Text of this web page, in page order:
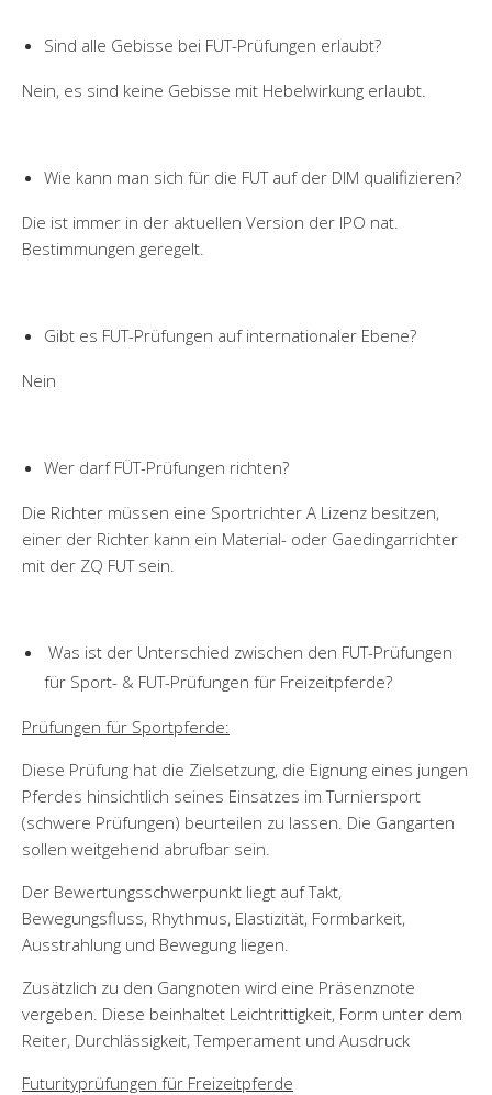
Sind alle Gebisse bei FUT-Prüfungen erlaubt?
Nein, es sind keine Gebisse mit Hebelwirkung erlaubt.
Wie kann man sich für die FUT auf der DIM qualifizieren?
Die ist immer in der aktuellen Version der IPO nat.
Bestimmungen geregelt.
Gibt es FUT-Prüfungen auf internationaler Ebene?
Nein
Wer darf FÜT-Prüfungen richten?
Die Richter müssen eine Sportrichter A Lizenz besitzen,
einer der Richter kann ein Material- oder Gaedingarrichter
mit der ZQ FUT sein.
Was ist der Unterschied zwischen den FUT-Prüfungen
für Sport- & FUT-Prüfungen für Freizeitpferde?
Prüfungen für Sportpferde:
Diese Prüfung hat die Zielsetzung, die Eignung eines jungen
Pferdes hinsichtlich seines Einsatzes im Turniersport
(schwere Prüfungen) beurteilen zu lassen. Die Gangarten
sollen weitgehend abrufbar sein.
Der Bewertungsschwerpunkt liegt auf Takt,
Bewegungsfluss, Rhythmus, Elastizität, Formbarkeit,
Ausstrahlung und Bewegung liegen.
Zusätzlich zu den Gangnoten wird eine Präsenznote
vergeben. Diese beinhaltet Leichtrittigkeit, Form unter dem
Reiter, Durchlässigkeit, Temperament und Ausdruck
Futurityprüfungen für Freizeitpferde